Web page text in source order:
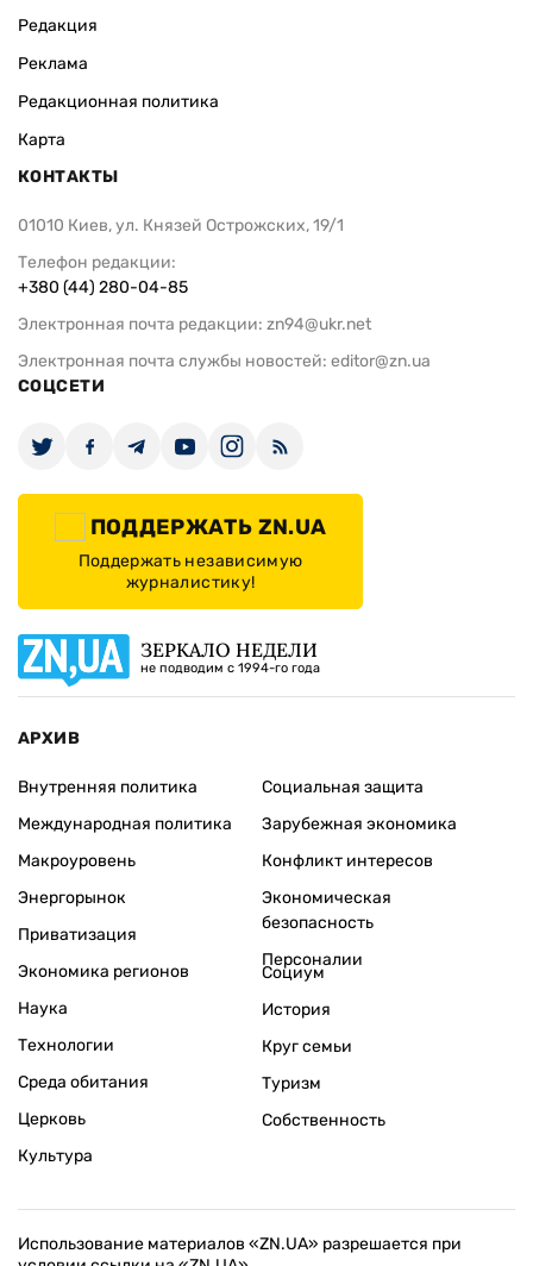
Редакция
Реклама
Редакционная политика
Карта
КОНТАКТЫ
01010 Киев, ул. Князей Острожских, 19/1
Телефон редакции:
+380 (44) 280-04-85
Электронная почта редакции: zn94@ukr.net
Электронная почта службы новостей: editor@zn.ua
СОЦСЕТИ
ПОДДЕРЖАТЬ ZN.UA
Поддержать независимую
журналистику!
ЗЕРКАЛО НЕДЕЛИ
не подводим с 1994-го года
АРХИВ
Внутренняя политика
Международная политика
Макроуровень
Энергорынок
Приватизация
Экономика регионов
Социальная защита
Зарубежная экономика
Конфликт интересов
Экономическая
безопасность
Персоналии
Наука
Технологии
Среда обитания
Церковь
Культура
Социум
История
Круг семьи
Туризм
Собственность
Использование материалов «ZN.UA» разрешается при